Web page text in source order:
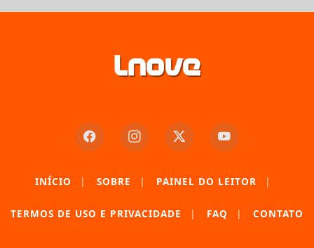
INÍCIO | SOBRE | PAINEL DO LEITOR |
TERMOS DE USO E PRIVACIDADE | FAQ | CONTATO
Termos de Uso e Privacidade